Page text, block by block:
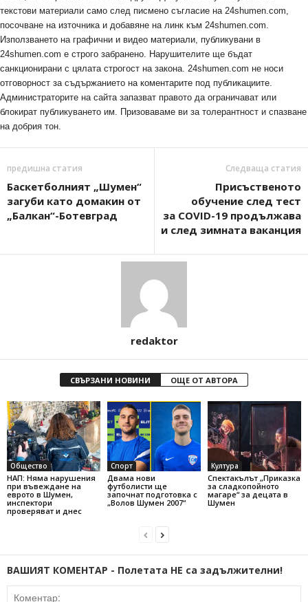
текстови материали само след писмено съгласие на 24shumen.com,
посочване на източника и добавяне на линк към 24shumen.com.
Използването на графични и видео материали, публикувани в
24shumen.com е строго забранено. Нарушителите ще бъдат
санкционирани с цялата строгост на закона. 24shumen.com не носи
отговорност за съдържанието на коментарите под публикациите.
Администраторите на сайта запазват правото да ограничават или
блокират публикуването им. Призоваваме ви за толерантност и спазване
на добрия тон.
предишна статия
Баскетболният „Шумен“
загуби като домакин от
„Балкан“-Ботевград
Следваща статия
Присъственото
обучение след тест
за COVID-19 продължава
и след зимната ваканция
redaktor
СВЪРЗАНИ НОВИНИ ОЩЕ ОТ АВТОРА
Общество
НАП: Няма нарушения
при въвеждане на
еврото в Шумен,
инспектори
проверяват и днес
Спорт
Двама нови
футболисти ще
започнат подготовка с
„Волов Шумен 2007“
Култура
Спектакълът „Приказка
за сладкопойното
магаре“ за децата в
Шумен
ВАШИЯТ КОМЕНТАР - Полетата НЕ са задължителни!